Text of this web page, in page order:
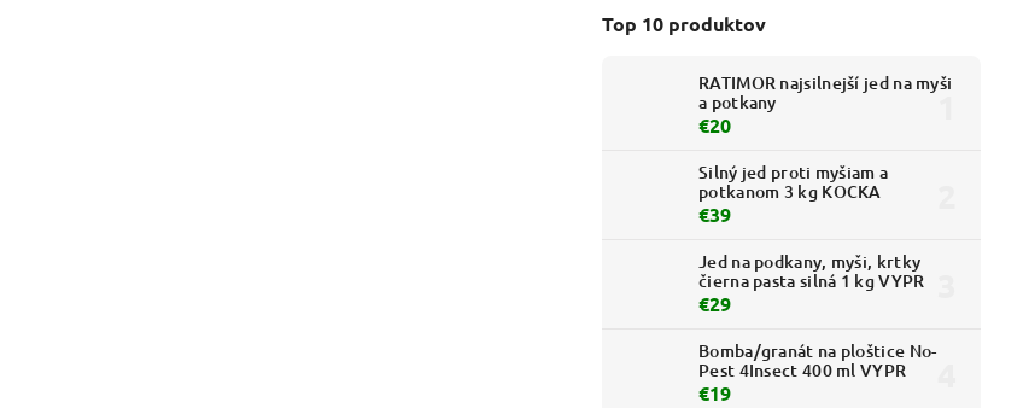
Top 10 produktov
RATIMOR najsilnejší jed na myši
a potkany
€20
Silný jed proti myšiam a
potkanom 3 kg KOCKA
€39
Jed na podkany, myši, krtky
čierna pasta silná 1 kg VYPR
€29
Bomba/granát na ploštice No-
Pest 4Insect 400 ml VYPR
€19